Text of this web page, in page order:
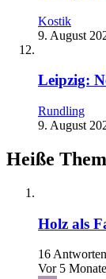
Kostik
9. August
Leipzig:
Rundling
9. August
Heiße
Holz als
16 Antworten
Vor 5